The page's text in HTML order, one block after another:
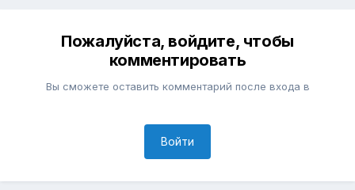
Пожалуйста, войдите, чтобы
комментировать
Вы сможете оставить комментарий после входа в
Войти